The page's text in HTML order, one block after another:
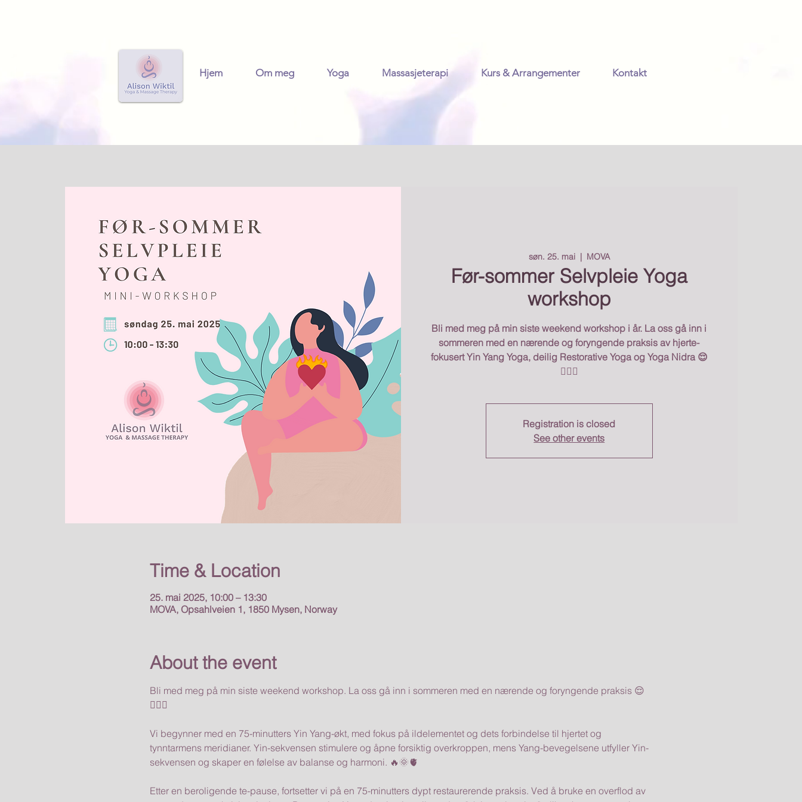
Hjem Om meg Yoga Massasjeterapi Kurs & Arrangementer Kontakt
søn. 25. mai
  |
MOVA
Før-sommer Selvpleie Yoga
workshop
Bli med meg på min siste weekend workshop i år. La oss gå inn i
sommeren med en nærende og foryngende praksis av hjerte-
fokusert Yin Yang Yoga, deilig Restorative Yoga og Yoga Nidra 😌
🧘🏻‍♀️
Registration is closed
See other events
Time & Location
25. mai 2025, 10:00 – 13:30
MOVA, Opsahlveien 1, 1850 Mysen, Norway
About the event
Bli med meg på min siste weekend workshop. La oss gå inn i sommeren med en nærende og foryngende praksis 😌
🧘🏻‍♀️
Vi begynner med en 75-minutters Yin Yang-økt, med fokus på ildelementet og dets forbindelse til hjertet og
tynntarmens meridianer. Yin-sekvensen stimulere og åpne forsiktig overkroppen, mens Yang-bevegelsene utfyller Yin-
sekvensen og skaper en følelse av balanse og harmoni. 🔥🌞🫀
Etter en beroligende te-pause, fortsetter vi på en 75-minutters dypt restaurerende praksis. Ved å bruke en overflod av